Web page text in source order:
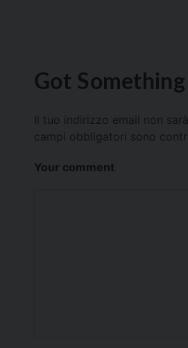
Got Something
Il tuo indirizzo email non
campi obbligatori sono
Your comment